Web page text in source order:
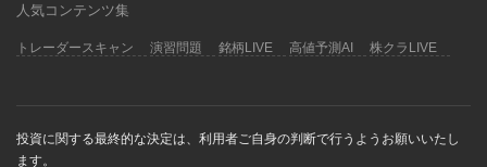
人気コンテンツ集
トレーダースキャン 演習問題 銘柄LIVE 高値予測AI 株クラLIVE
投資に関する最終的な決定は、利用者ご自身の判断で行うようお願いいたし
ます。